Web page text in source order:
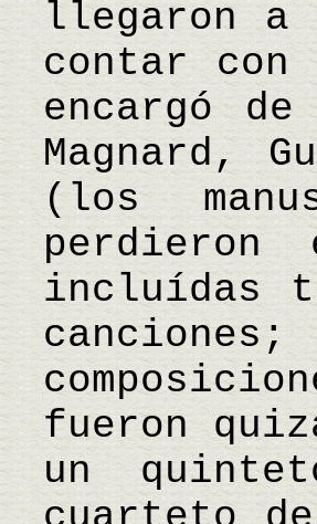
llegaron a
contar con
encargó
Magnard,
(los
perdieron
incluídas
fueron
un